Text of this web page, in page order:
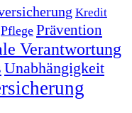
Kredit
Pflege Prävention
Verantwortung
Unabhängigkeit